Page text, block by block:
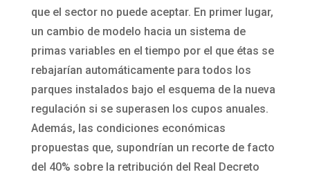
que el sector no puede aceptar. En primer lugar,
un cambio de modelo hacia un sistema de
primas variables en el tiempo por el que étas se
rebajarían automáticamente para todos los
parques instalados bajo el esquema de la nueva
regulación si se superasen los cupos anuales.
Además, las condiciones económicas
propuestas que, supondrían un recorte de facto
del 40% sobre la retribución del Real Decreto